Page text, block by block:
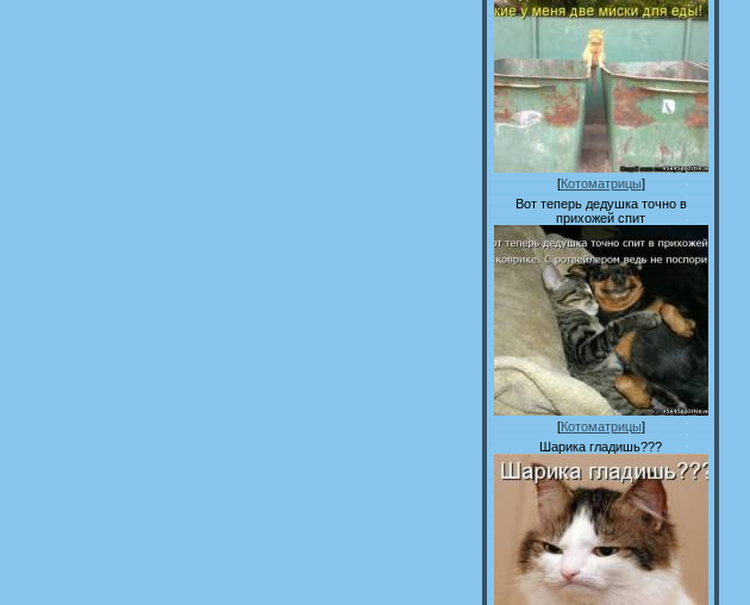
[Котоматрицы]
Вот теперь дедушка точно в
прихожей спит
[Котоматрицы]
Шарика гладишь???